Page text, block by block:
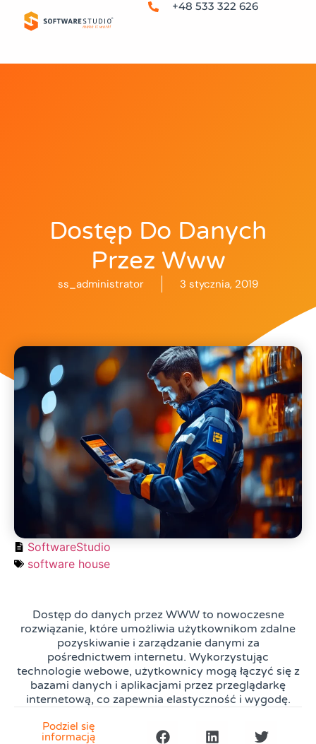
+48 533 322 626
Dostęp Do Danych
Przez Www
ss_administrator 3 stycznia, 2019
SoftwareStudio
software house
Dostęp do danych przez WWW to nowoczesne
rozwiązanie, które umożliwia użytkownikom zdalne
pozyskiwanie i zarządzanie danymi za
pośrednictwem internetu. Wykorzystując
technologie webowe, użytkownicy mogą łączyć się z
bazami danych i aplikacjami przez przeglądarkę
internetową, co zapewnia elastyczność i wygodę.
Podziel się
informacją